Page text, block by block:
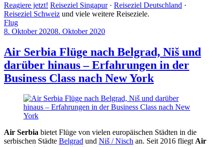
Reagiere jetzt! Reiseziel Singapur· Reiseziel Deutschland ·
Reiseziel Schweiz und viele weitere Reiseziele.
Flug
8. Oktober 20208. Oktober 2020
Allan
Air Serbia Flüge nach Belgrad, Niš und
darüber hinaus – Erfahrungen in der
Business Class nach New York
Air Serbia bietet Flüge von vielen europäischen Städten in die
serbischen Städte Belgrad und Niš / Nisch an. Seit 2016 fliegtAir